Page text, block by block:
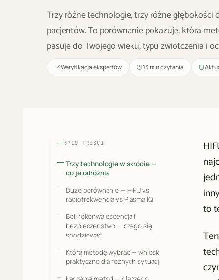
Trzy różne technologie, trzy różne głębokości
pacjentów. To porównanie pokazuje, która
pasuje do Twojego wieku, typu zwiotczenia i
Weryfikacja ekspertów 13 min czytania
SPIS TREŚCI
Trzy technologie w skrócie —
co je odróżnia
Duże porównanie — HIFU vs
radiofrekwencja vs Plasma IQ
Ból, rekonwalescencja i
bezpieczeństwo — czego się
spodziewać
Którą metodę wybrać — wnioski
praktyczne dla różnych sytuacji
to